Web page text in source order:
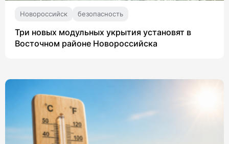
Новороссийск безопасность
Три новых модульных укрытия установят в
Восточном районе Новороссийска